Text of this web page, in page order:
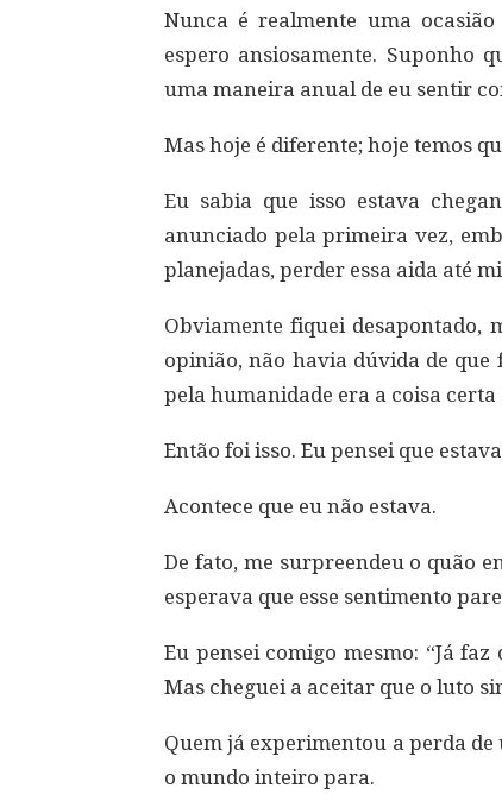
Nunca é realmente uma
espero ansiosamente. Suponho
uma maneira anual de eu sentir
Mas hoje é diferente; hoje temos
Eu sabia que isso estava
anunciado pela primeira vez,
planejadas, perder essa aida até
Obviamente fiquei desapontado,
opinião, não havia dúvida de
pela humanidade era a coisa certa
Então foi isso. Eu pensei que
Acontece que eu não estava.
De fato, me surpreendeu o quão
esperava que esse sentimento
Eu pensei comigo mesmo: “Já
Mas cheguei a aceitar que o luto
Quem já experimentou a perda
o mundo inteiro para.